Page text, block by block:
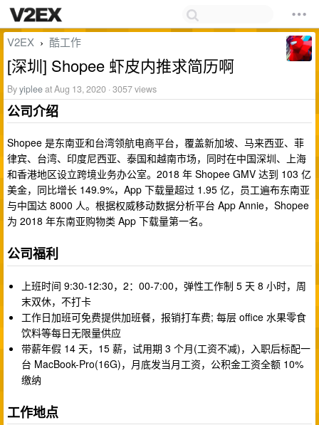
V2EX › 酷工作
[深圳] Shopee 虾皮内推求简历啊
Byyipleeat Aug 13, 2020 · 3057 views
公司介绍
Shopee 是东南亚和台湾领航电商平台，覆盖新加坡、马来西亚、菲
律宾、台湾、印度尼西亚、泰国和越南市场，同时在中国深圳、上海
和香港地区设立跨境业务办公室。2018 年 Shopee GMV 达到 103 亿
美金，同比增长 149.9%，App 下载量超过 1.95 亿，员工遍布东南亚
与中国达 8000 人。根据权威移动数据分析平台 App Annie，Shopee
为 2018 年东南亚购物类 App 下载量第一名。
公司福利
上班时间 9:30-12:30，2：00-7:00，弹性工作制 5 天 8 小时，周
末双休，不打卡
工作日加班可免费提供加班餐，报销打车费; 每层 office 水果零食
饮料等每日无限量供应
带薪年假 14 天，15 薪，试用期 3 个月(工资不减)，入职后标配一
台 MacBook-Pro(16G)，月底发当月工资，公积金工资全额 10%
缴纳
工作地点